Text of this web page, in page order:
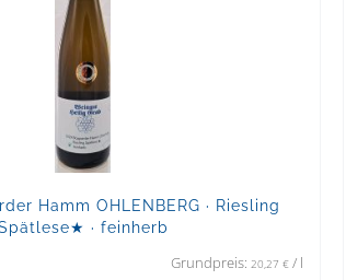
Hamm OHLENBERG · Riesling
· feinherb
Grundpreis:20,27€ / l